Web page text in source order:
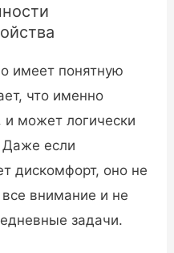
имеет понятную
что именно
может логически
Даже если
дискомфорт, оно не
внимание и не
задачи.